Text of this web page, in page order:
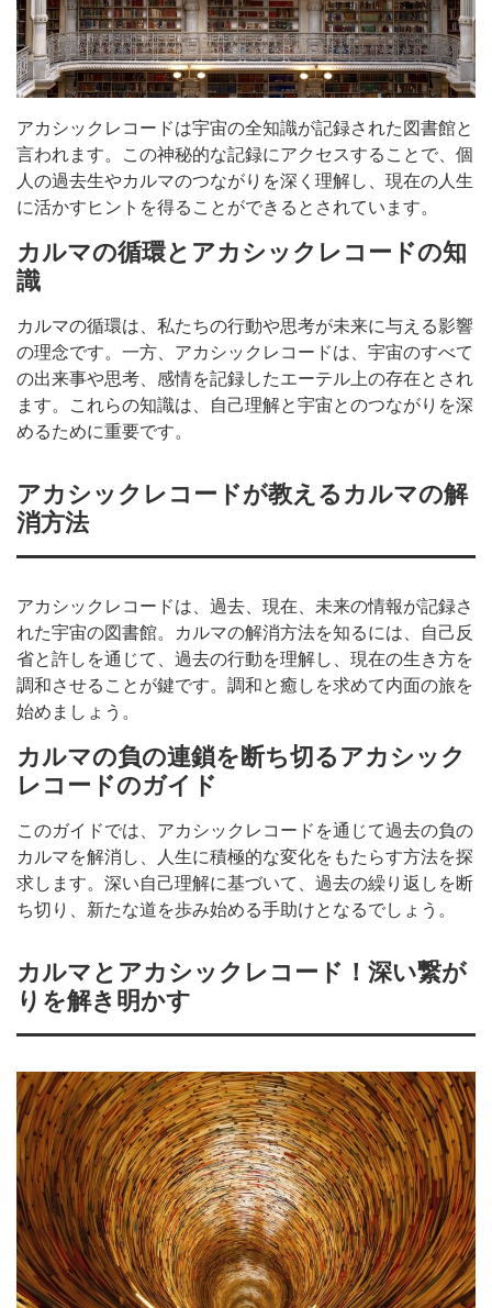
アカシックレコードは宇宙の全知識が記録された図書館と
言われます。この神秘的な記録にアクセスすることで、個
人の過去生やカルマのつながりを深く理解し、現在の人生
に活かすヒントを得ることができるとされています。
カルマの循環とアカシックレコードの知
識
カルマの循環は、私たちの行動や思考が未来に与える影響
の理念です。一方、アカシックレコードは、宇宙のすべて
の出来事や思考、感情を記録したエーテル上の存在とされ
ます。これらの知識は、自己理解と宇宙とのつながりを深
めるために重要です。
アカシックレコードが教えるカルマの解
消方法
アカシックレコードは、過去、現在、未来の情報が記録さ
れた宇宙の図書館。カルマの解消方法を知るには、自己反
省と許しを通じて、過去の行動を理解し、現在の生き方を
調和させることが鍵です。調和と癒しを求めて内面の旅を
始めましょう。
カルマの負の連鎖を断ち切るアカシック
レコードのガイド
このガイドでは、アカシックレコードを通じて過去の負の
カルマを解消し、人生に積極的な変化をもたらす方法を探
求します。深い自己理解に基づいて、過去の繰り返しを断
ち切り、新たな道を歩み始める手助けとなるでしょう。
カルマとアカシックレコード！深い繋が
りを解き明かす